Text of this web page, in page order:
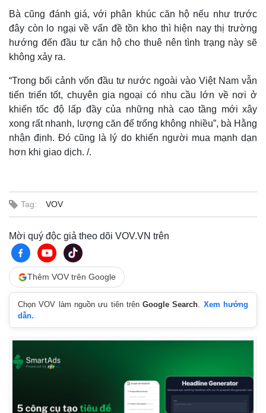
Bà cũng đánh giá, với phân khúc căn hộ nếu như trước
đây còn lo ngại về vấn đề tồn kho thì hiện nay thị trường
hướng đến đầu tư căn hộ cho thuê nên tình trạng này sẽ
không xảy ra.
“Trong bối cảnh vốn đầu tư nước ngoài vào Việt Nam vẫn
tiến triển tốt, chuyên gia ngoại có nhu cầu lớn về nơi ở
khiến tốc độ lấp đầy của những nhà cao tầng mới xây
xong rất nhanh, lượng căn để trống không nhiều”, bà Hằng
nhận định. Đó cũng là lý do khiến người mua mạnh dạn
hơn khi giao dịch. /.
Tag: VOV
Mời quý độc giả theo dõi VOV.VN trên
Thêm VOV trên Google
Chọn VOV làm nguồn ưu tiên trênGoogle Search. Xem hướng
dẫn.